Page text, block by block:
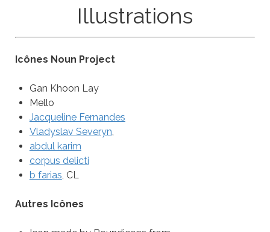
Illustrations
Icônes Noun Project
Gan Khoon Lay
Mello
Jacqueline Fernandes
Vladyslav Severyn
abdul karim
corpus delicti
b farias , CL
Autres Icônes